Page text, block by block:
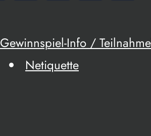
Gewinnspiel-Info /
Netiquette